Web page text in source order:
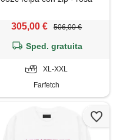
305,00 € 506,00 €
Sped. gratuita
XL-XXL
Farfetch